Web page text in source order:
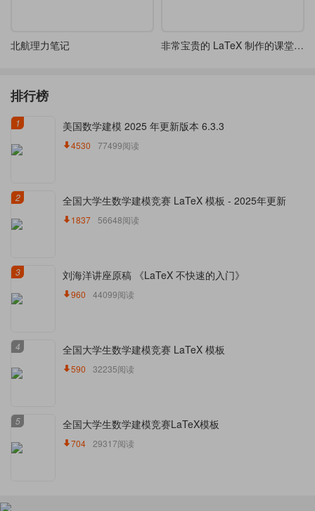
北航理力笔记 非常宝贵的 LaTeX 制作的课堂笔记
排行榜
1 美国数学建模 2025 年更新版本 6.3.3
4530 77499阅读
2 全国大学生数学建模竞赛 LaTeX 模板 - 2025年更新
1837 56648阅读
3 刘海洋讲座原稿 《LaTeX 不快速的入门》
960 44099阅读
4 全国大学生数学建模竞赛 LaTeX 模板
590 32235阅读
5 全国大学生数学建模竞赛LaTeX模板
704 29317阅读